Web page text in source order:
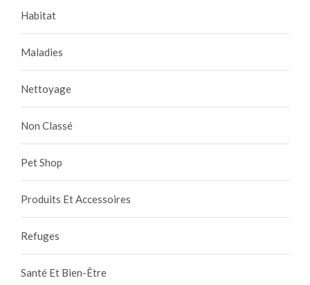
Habitat
Maladies
Nettoyage
Non Classé
Pet Shop
Produits Et Accessoires
Refuges
Santé Et Bien-Être